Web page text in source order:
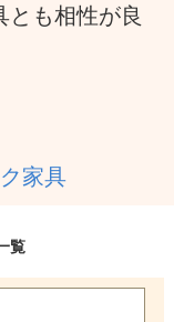
も相性が良
家具
覧